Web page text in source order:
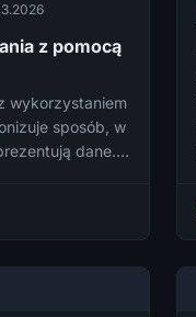
z pomocą
wykorzystaniem
sposób, w
dane.
jakość